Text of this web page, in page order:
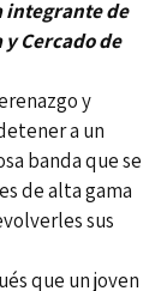
integrante de
Cercado de
y
a un
banda que se
de alta gama
sus
que un joven